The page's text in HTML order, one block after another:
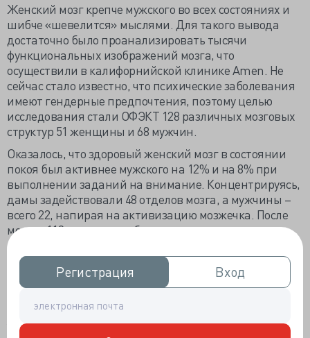
Регистрация
Регистрация Вход
Вход
Женский мозг крепче мужского во всех состояниях и
шибче «шевелится» мыслями. Для такого вывода
достаточно было проанализировать тысячи
функциональных изображений мозга, что
осуществили в калифорнийской клинике Amen. Не
сейчас стало известно, что психические заболевания
имеют гендерные предпочтения, поэтому целью
исследования стали ОФЭКТ 128 различных мозговых
структур 51 женщины и 68 мужчин.
Оказалось, что здоровый женский мозг в состоянии
покоя был активнее мужского на 12% и на 8% при
выполнении заданий на внимание. Концентрируясь,
дамы задействовали 48 отделов мозга, а мужчины –
всего 22, напирая на активизацию мозжечка. После
мозгов 119 здоровых добровольцев специалисты
приступили к анализу компьютерной томографии 26
683 психических пациентов: 16 143 женщин и 10 540
мужчин. Выявились аналогичные закономерности,
так активность больной женской ЦНС была выше на
10% в покое и при работе.
Учёные Калифорнийского университета перевернули